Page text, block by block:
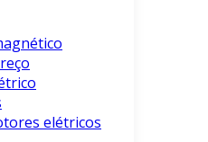
elétricos